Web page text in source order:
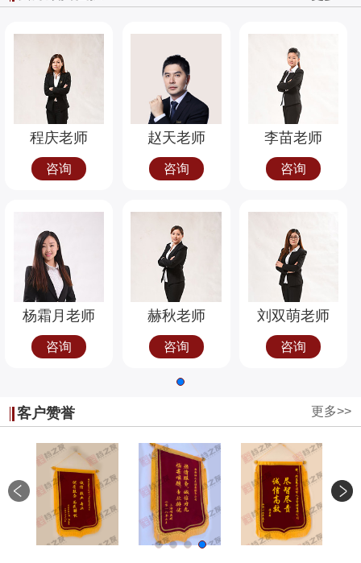
程庆老师
咨询
赵天老师
咨询
李苗老师
咨询
杨霜月老师
咨询
赫秋老师
咨询
刘双萌老师
咨询
客户赞誉 更多>>